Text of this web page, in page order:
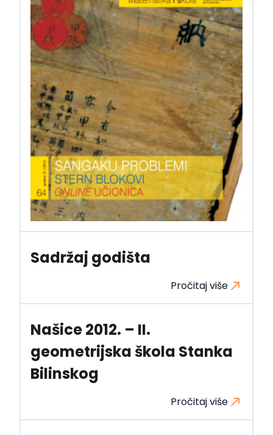
Sadržaj godišta
Pročitaj više
Našice 2012. – II.
geometrijska škola Stanka
Bilinskog
Pročitaj više